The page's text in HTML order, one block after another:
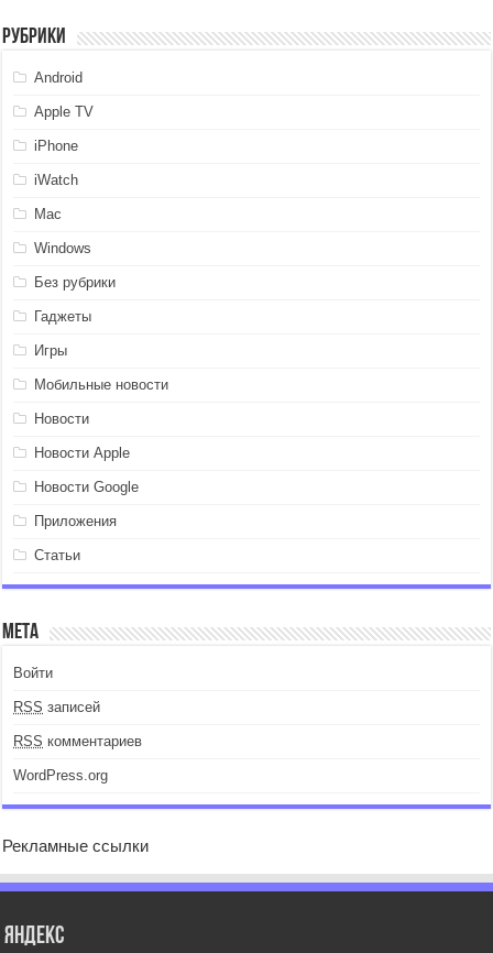
Рубрики
Android
Apple TV
iPhone
iWatch
Mac
Windows
Без рубрики
Гаджеты
Игры
Мобильные новости
Новости
Новости Apple
Новости Google
Приложения
Статьи
Мета
Войти
RSS записей
RSS комментариев
WordPress.org
Рекламные ссылки
Яндекс